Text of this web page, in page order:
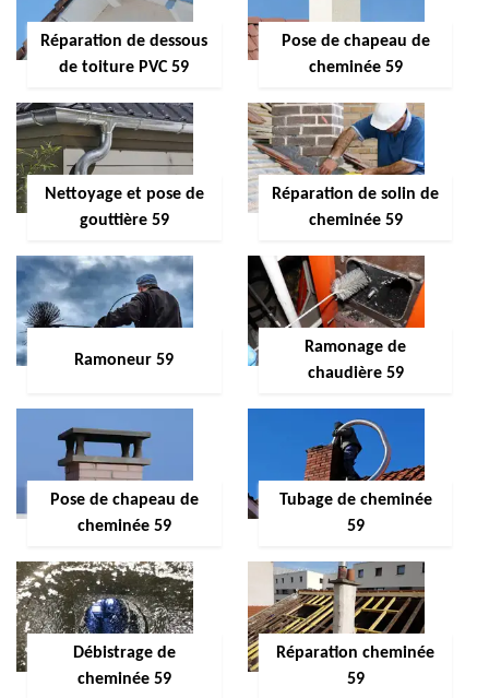
Réparation de dessous
de toiture PVC 59
Pose de chapeau de
cheminée 59
Nettoyage et pose de
gouttière 59
Réparation de solin de
cheminée 59
Ramoneur 59
Ramonage de
chaudière 59
Pose de chapeau de
cheminée 59
Tubage de cheminée
59
Débistrage de
cheminée 59
Réparation cheminée
59